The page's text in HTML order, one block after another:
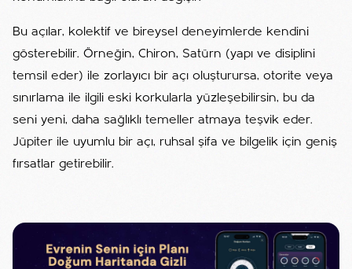
Bu açılar, kolektif ve bireysel deneyimlerde kendini
gösterebilir. Örneğin, Chiron, Satürn (yapı ve disiplini
temsil eder) ile zorlayıcı bir açı oluşturursa, otorite veya
sınırlama ile ilgili eski korkularla yüzleşebilirsin, bu da
seni yeni, daha sağlıklı temeller atmaya teşvik eder.
Jüpiter ile uyumlu bir açı, ruhsal şifa ve bilgelik için geniş
fırsatlar getirebilir.